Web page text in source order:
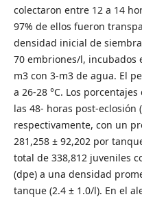
colectaron entre 12 a 14
97% de ellos fueron
densidad inicial de
70 embriones/l, incubados
m3 con 3-m3 de agua. El
a 26-28 °C. Los
las 48- horas post-eclosión
respectivamente, con un
281,258 ± 92,202 por
total de 338,812 juveniles
(dpe) a una densidad
tanque (2.4 ± 1.0/l). En el